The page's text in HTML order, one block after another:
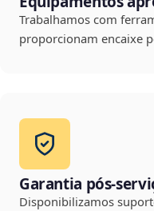
Trabalhamos com
proporcionam encaixe
Garantia pós-
Disponibilizamos